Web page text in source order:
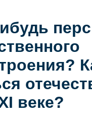
веке?